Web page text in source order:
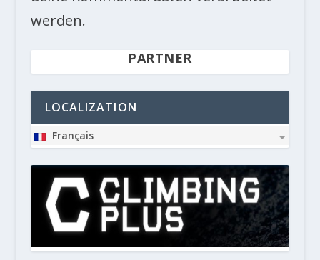
werden.
PARTNER
LOCALIZATION
Français